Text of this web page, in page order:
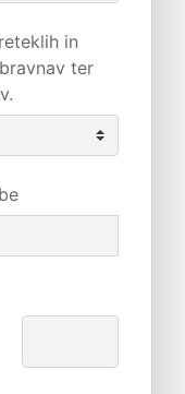
in
ter